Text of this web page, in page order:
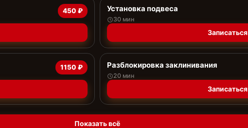
450 ₽ Установка подвеса
30 мин
Записаться
1150 ₽ Разблокировка заклинивания
20 мин
Записаться
Показать всё